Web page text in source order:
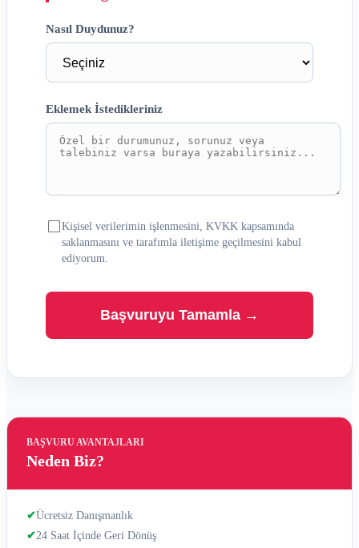
BAŞVURU AVANTAJLARI
Neden Biz?
✔Ücretsiz Danışmanlık
✔24 Saat İçinde Geri Dönüş
Nasıl Duydunuz?
Eklemek İstedikleriniz
Kişisel verilerimin işlenmesini, KVKK kapsamında
saklanmasını ve tarafımla iletişime geçilmesini kabul
ediyorum.
Başvuruyu Tamamla →